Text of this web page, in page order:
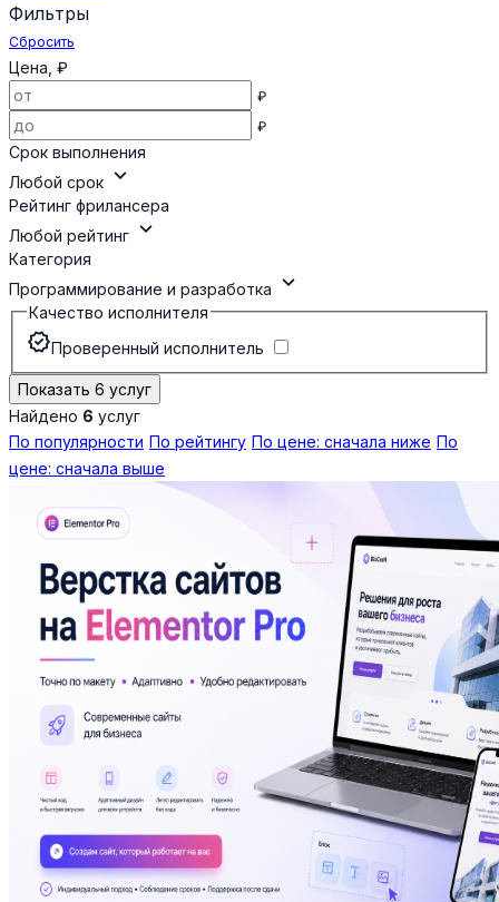
Фильтры
Сбросить
Цена, ₽
₽
₽
Срок выполнения
Любой срок expand_more
Рейтинг фрилансера
Любой рейтинг expand_more
Категория
Программирование и разработка expand_more
Качество исполнителя
verifiedПроверенный исполнитель
Показать 6 услуг
Найдено 6 услуг
По популярности По рейтингу По цене: сначала ниже По
цене: сначала выше